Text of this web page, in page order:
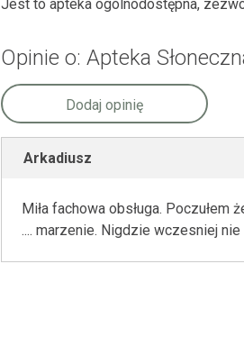
Jest to apteka ogólnodostępna,
Opinie o: Apteka
Dodaj opinię
Arkadiusz
Miła fachowa obsługa.
.... marzenie. Nigdzie wczesniej